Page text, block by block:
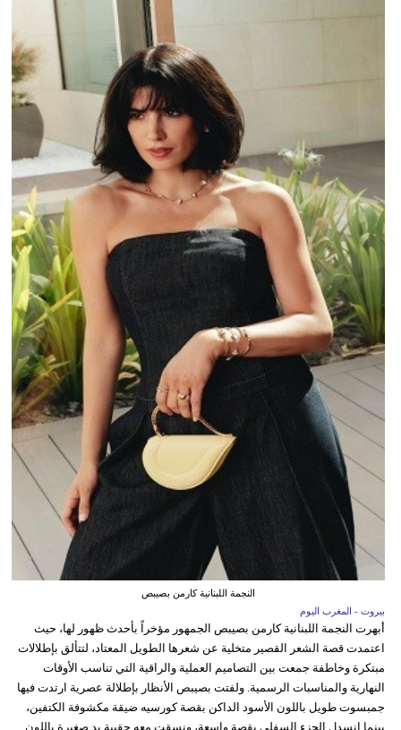
النجمة اللبنانية كارمن بصيبص
بيروت - المغرب اليوم
أبهرت النجمة اللبنانية كارمن بصيبص الجمهور مؤخراً بأحدث ظهور لها، حيث
اعتمدت قصة الشعر القصير متخلية عن شعرها الطويل المعتاد، لتتألق بإطلالات
مبتكرة وخاطفة جمعت بين التصاميم العملية والراقية التي تناسب الأوقات
النهارية والمناسبات الرسمية. ولفتت بصيبص الأنظار بإطلالة عصرية ارتدت فيها
جمبسوت طويل باللون الأسود الداكن بقصة كورسيه ضيقة مكشوفة الكتفين،
بينما انسدل الجزء السفلي بقصة واسعة، ونسقت معه حقيبة يد صغيرة باللون